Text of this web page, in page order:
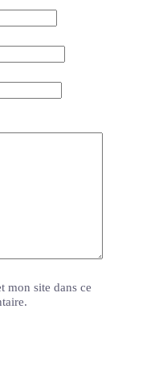
mon site dans ce